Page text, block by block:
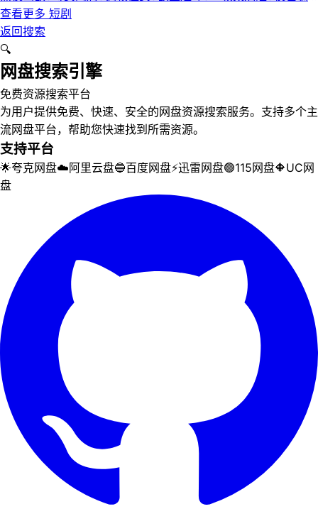
服&黑夜欲牢（完整版）最新擦边短剧
查看更多 短剧
返回搜索
🔍
网盘搜索引擎
免费资源搜索平台
为用户提供免费、快速、安全的网盘资源搜索服务。支持多个主
流网盘平台，帮助您快速找到所需资源。
支持平台
🌟夸克网盘☁️阿里云盘🔵百度网盘⚡迅雷网盘🟢115网盘🔶UC网
盘